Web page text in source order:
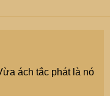
ách tắc phát là nó